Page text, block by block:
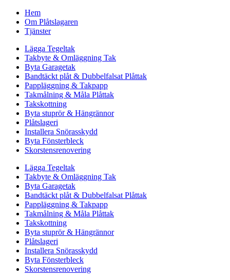
Hem
Om Plåtslagaren
Tjänster
Lägga Tegeltak
Takbyte & Omläggning Tak
Byta Garagetak
Bandtäckt plåt & Dubbelfalsat Plåttak
Pappläggning & Takpapp
Takmålning & Måla Plåttak
Takskottning
Byta stuprör & Hängrännor
Plåtslageri
Installera Snörasskydd
Byta Fönsterbleck
Skorstensrenovering
Lägga Tegeltak
Takbyte & Omläggning Tak
Byta Garagetak
Bandtäckt plåt & Dubbelfalsat Plåttak
Pappläggning & Takpapp
Takmålning & Måla Plåttak
Takskottning
Byta stuprör & Hängrännor
Plåtslageri
Installera Snörasskydd
Byta Fönsterbleck
Skorstensrenovering